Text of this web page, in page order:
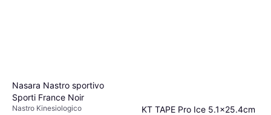
Nasara Nastro sportivo
Sporti France Noir
Nastro Kinesiologico
KT TAPE Pro Ice 5.1x25.4cm